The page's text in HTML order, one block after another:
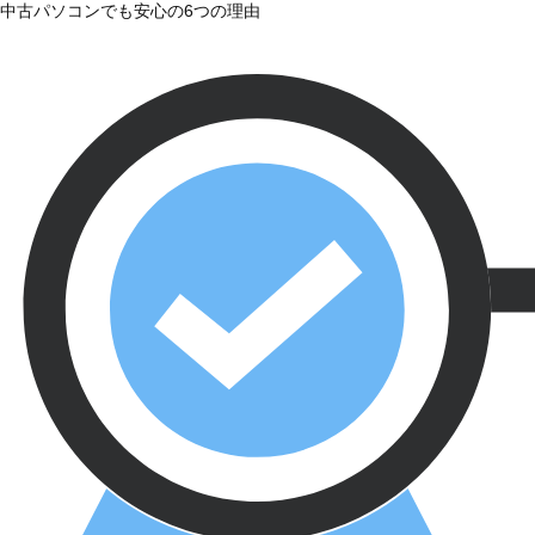
中古パソコンでも安心の6つの理由